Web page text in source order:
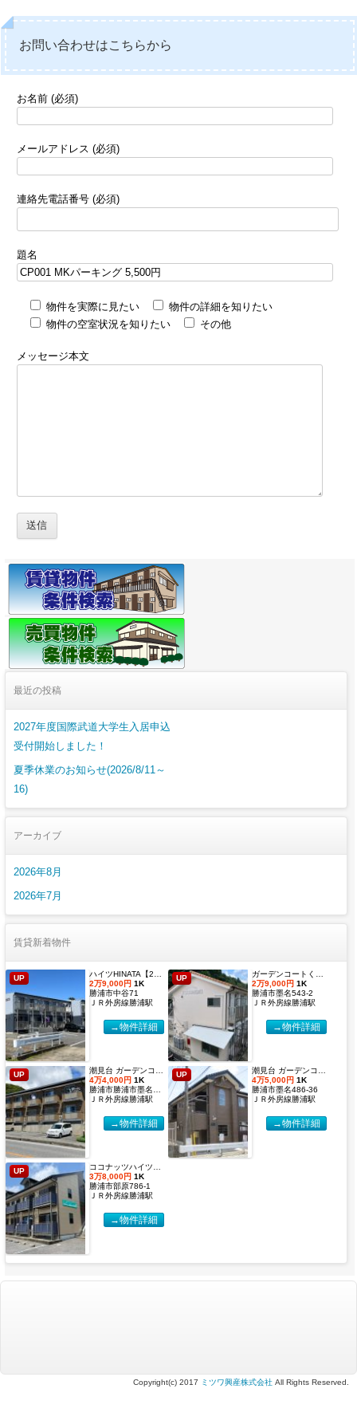
お問い合わせはこちらから
お名前 (必須)
メールアドレス (必須)
連絡先電話番号 (必須)
題名
物件を実際に見たい
物件の詳細を知りたい
物件の空室状況を知りたい
その他
メッセージ本文
最近の投稿
2027年度国際武道大学生入居申込
受付開始しました！
夏季休業のお知らせ(2026/8/11～
16)
アーカイブ
2026年8月
2026年7月
賃貸新着物件
UP
ハイツHINATA【2027年度国際武道大学生 入居申込受付開始しました！】
2万9,000円 1K
勝浦市中谷71
ＪＲ外房線勝浦駅
→物件詳細
UP
ガーデンコートくすのき 【2027年度国際武道大学生 入居申込受付開始しました！】
2万9,000円 1K
勝浦市墨名543-2
ＪＲ外房線勝浦駅
→物件詳細
UP
潮見台 ガーデンコート２【2027年度国際武道大学生 入居申込受付開始しました！】
4万4,000円 1K
勝浦市勝浦市墨名486-32
ＪＲ外房線勝浦駅
→物件詳細
UP
潮見台 ガーデンコート【2027年度国際武道大学生 入居申込受付開始しました！】
4万5,000円 1K
勝浦市墨名486-36
ＪＲ外房線勝浦駅
→物件詳細
UP
ココナッツハイツ６【2027年度国際武道大学生 入居申込受付開始しました！】
3万8,000円 1K
勝浦市部原786-1
ＪＲ外房線勝浦駅
→物件詳細
Copyright(c) 2017 ミツワ興産株式会社 All Rights Reserved.